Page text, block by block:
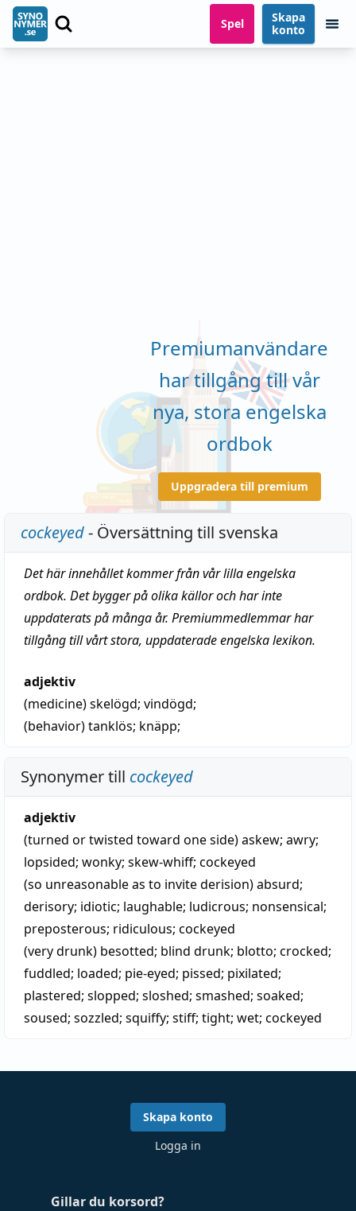
Spel
Skapa
konto
Premiumanvändare
har tillgång till vår
nya, stora engelska
ordbok
Uppgradera till premium
cockeyed- Översättning till svenska
Det här innehållet kommer från vår lilla engelska
ordbok. Det bygger på olika källor och har inte
uppdaterats på många år. Premiummedlemmar har
tillgång till vårt stora, uppdaterade engelska lexikon.
adjektiv
(medicine)skelögd; vindögd;
(behavior)tanklös; knäpp;
Synonymer till cockeyed
adjektiv
(turned or twisted toward one side)askew; awry;
lopsided; wonky; skew-whiff; cockeyed
(so unreasonable as to invite derision)absurd;
derisory; idiotic; laughable; ludicrous; nonsensical;
preposterous; ridiculous; cockeyed
(very drunk) besotted; blind drunk; blotto; crocked;
fuddled; loaded; pie-eyed; pissed; pixilated;
plastered; slopped; sloshed; smashed; soaked;
soused; sozzled; squiffy; stiff; tight; wet; cockeyed
Gillar du korsord?
Skapa konto
Logga in